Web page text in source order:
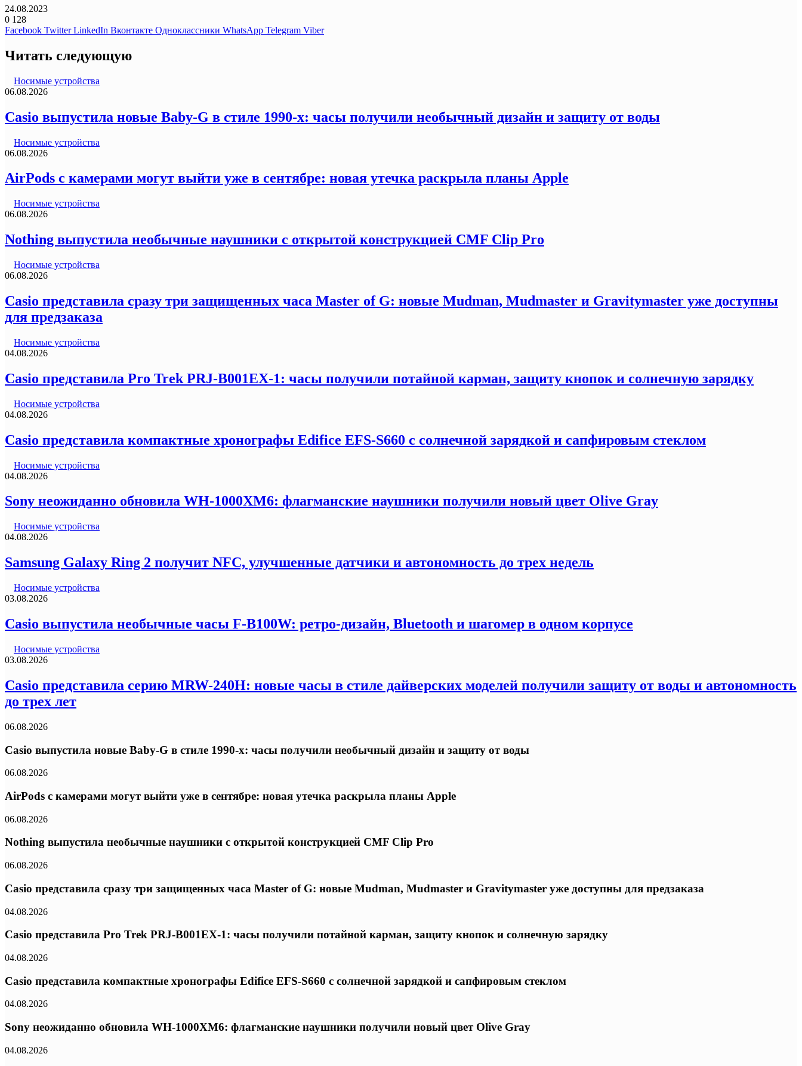
24.08.2023
0 128
Facebook Twitter LinkedIn Вконтакте Одноклассники WhatsApp Telegram Viber
Читать следующую
Носимые устройства
06.08.2026
Casio выпустила новые Baby-G в стиле 1990-х: часы получили необычный дизайн и защиту от воды
Носимые устройства
06.08.2026
AirPods с камерами могут выйти уже в сентябре: новая утечка раскрыла планы Apple
Носимые устройства
06.08.2026
Nothing выпустила необычные наушники с открытой конструкцией CMF Clip Pro
Носимые устройства
06.08.2026
Casio представила сразу три защищенных часа Master of G: новые Mudman, Mudmaster и Gravitymaster уже доступны
для предзаказа
Носимые устройства
04.08.2026
Casio представила Pro Trek PRJ-B001EX-1: часы получили потайной карман, защиту кнопок и солнечную зарядку
Носимые устройства
04.08.2026
Casio представила компактные хронографы Edifice EFS-S660 с солнечной зарядкой и сапфировым стеклом
Носимые устройства
04.08.2026
Sony неожиданно обновила WH-1000XM6: флагманские наушники получили новый цвет Olive Gray
Носимые устройства
04.08.2026
Samsung Galaxy Ring 2 получит NFC, улучшенные датчики и автономность до трех недель
Носимые устройства
03.08.2026
Casio выпустила необычные часы F-B100W: ретро-дизайн, Bluetooth и шагомер в одном корпусе
Носимые устройства
03.08.2026
Casio представила серию MRW-240H: новые часы в стиле дайверских моделей получили защиту от воды и автономность
до трех лет
06.08.2026
Casio выпустила новые Baby-G в стиле 1990-х: часы получили необычный дизайн и защиту от воды
06.08.2026
AirPods с камерами могут выйти уже в сентябре: новая утечка раскрыла планы Apple
06.08.2026
Nothing выпустила необычные наушники с открытой конструкцией CMF Clip Pro
06.08.2026
Casio представила сразу три защищенных часа Master of G: новые Mudman, Mudmaster и Gravitymaster уже доступны для предзаказа
04.08.2026
Casio представила Pro Trek PRJ-B001EX-1: часы получили потайной карман, защиту кнопок и солнечную зарядку
04.08.2026
Casio представила компактные хронографы Edifice EFS-S660 с солнечной зарядкой и сапфировым стеклом
04.08.2026
Sony неожиданно обновила WH-1000XM6: флагманские наушники получили новый цвет Olive Gray
04.08.2026